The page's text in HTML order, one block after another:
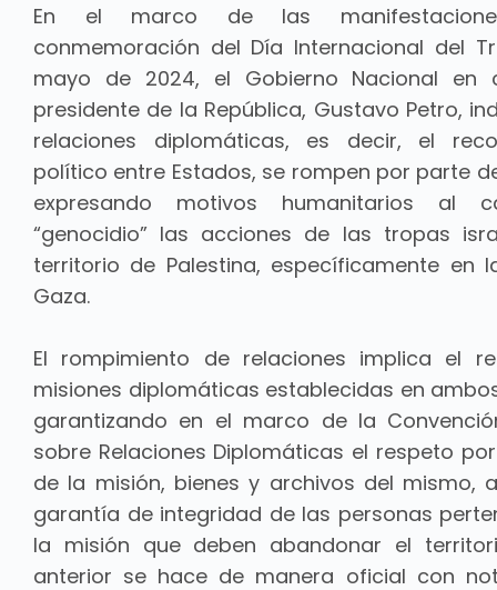
En el marco de las
conmemoración del Día Internacional del
mayo de 2024, el Gobierno Nacional en
presidente de la República, Gustavo Petro,
relaciones diplomáticas, es decir, el
político entre Estados, se rompen por parte
expresando motivos humanitarios al
“genocidio” las acciones de las tropas
territorio de Palestina, específicamente en
Gaza.
El rompimiento de relaciones implica el
misiones diplomáticas establecidas en
garantizando en el marco de la
sobre Relaciones Diplomáticas el respeto
de la misión, bienes y archivos del mismo,
garantía de integridad de las personas
la misión que deben abandonar el
anterior se hace de manera oficial con